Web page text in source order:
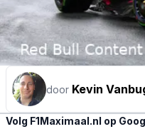
door Kevin
Volg F1Maximaal.nl op